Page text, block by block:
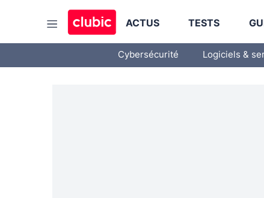
ACTUS TESTS
Cybersécurité Logiciels &